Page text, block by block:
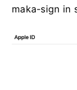
maka-sign in